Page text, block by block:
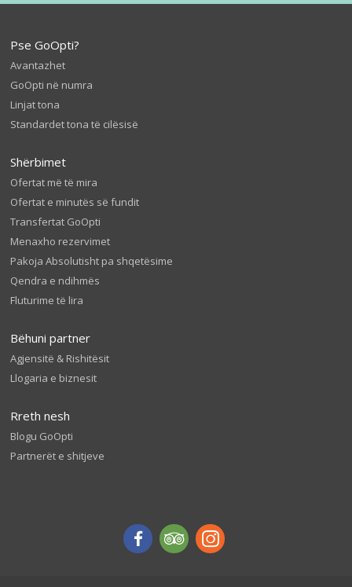
Pse GoOpti?
Avantazhet
GoOpti në numra
Linjat tona
Standardet tona të cilësisë
Shërbimet
Ofertat më të mira
Ofertat e minutës së fundit
Transfertat GoOpti
Menaxho rezervimet
Pakoja Absolutisht pa shqetësime
Qendra e ndihmës
Fluturime të lira
Bëhuni partner
Agjensitë & Rishitësit
Llogaria e biznesit
Rreth nesh
Blogu GoOpti
Partnerët e shitjeve